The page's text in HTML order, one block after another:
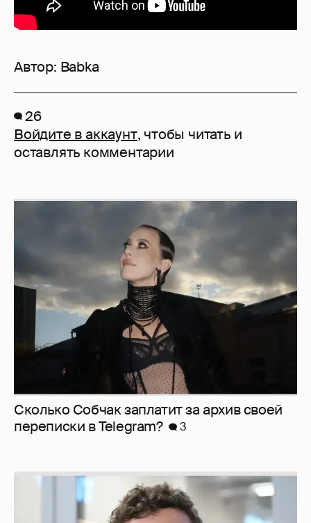
Автор: Babka
26
Войдите в аккаунт, чтобы читать и
оставлять комментарии
Сколько Собчак заплатит за архив своей
перeписки в Telegram?
3